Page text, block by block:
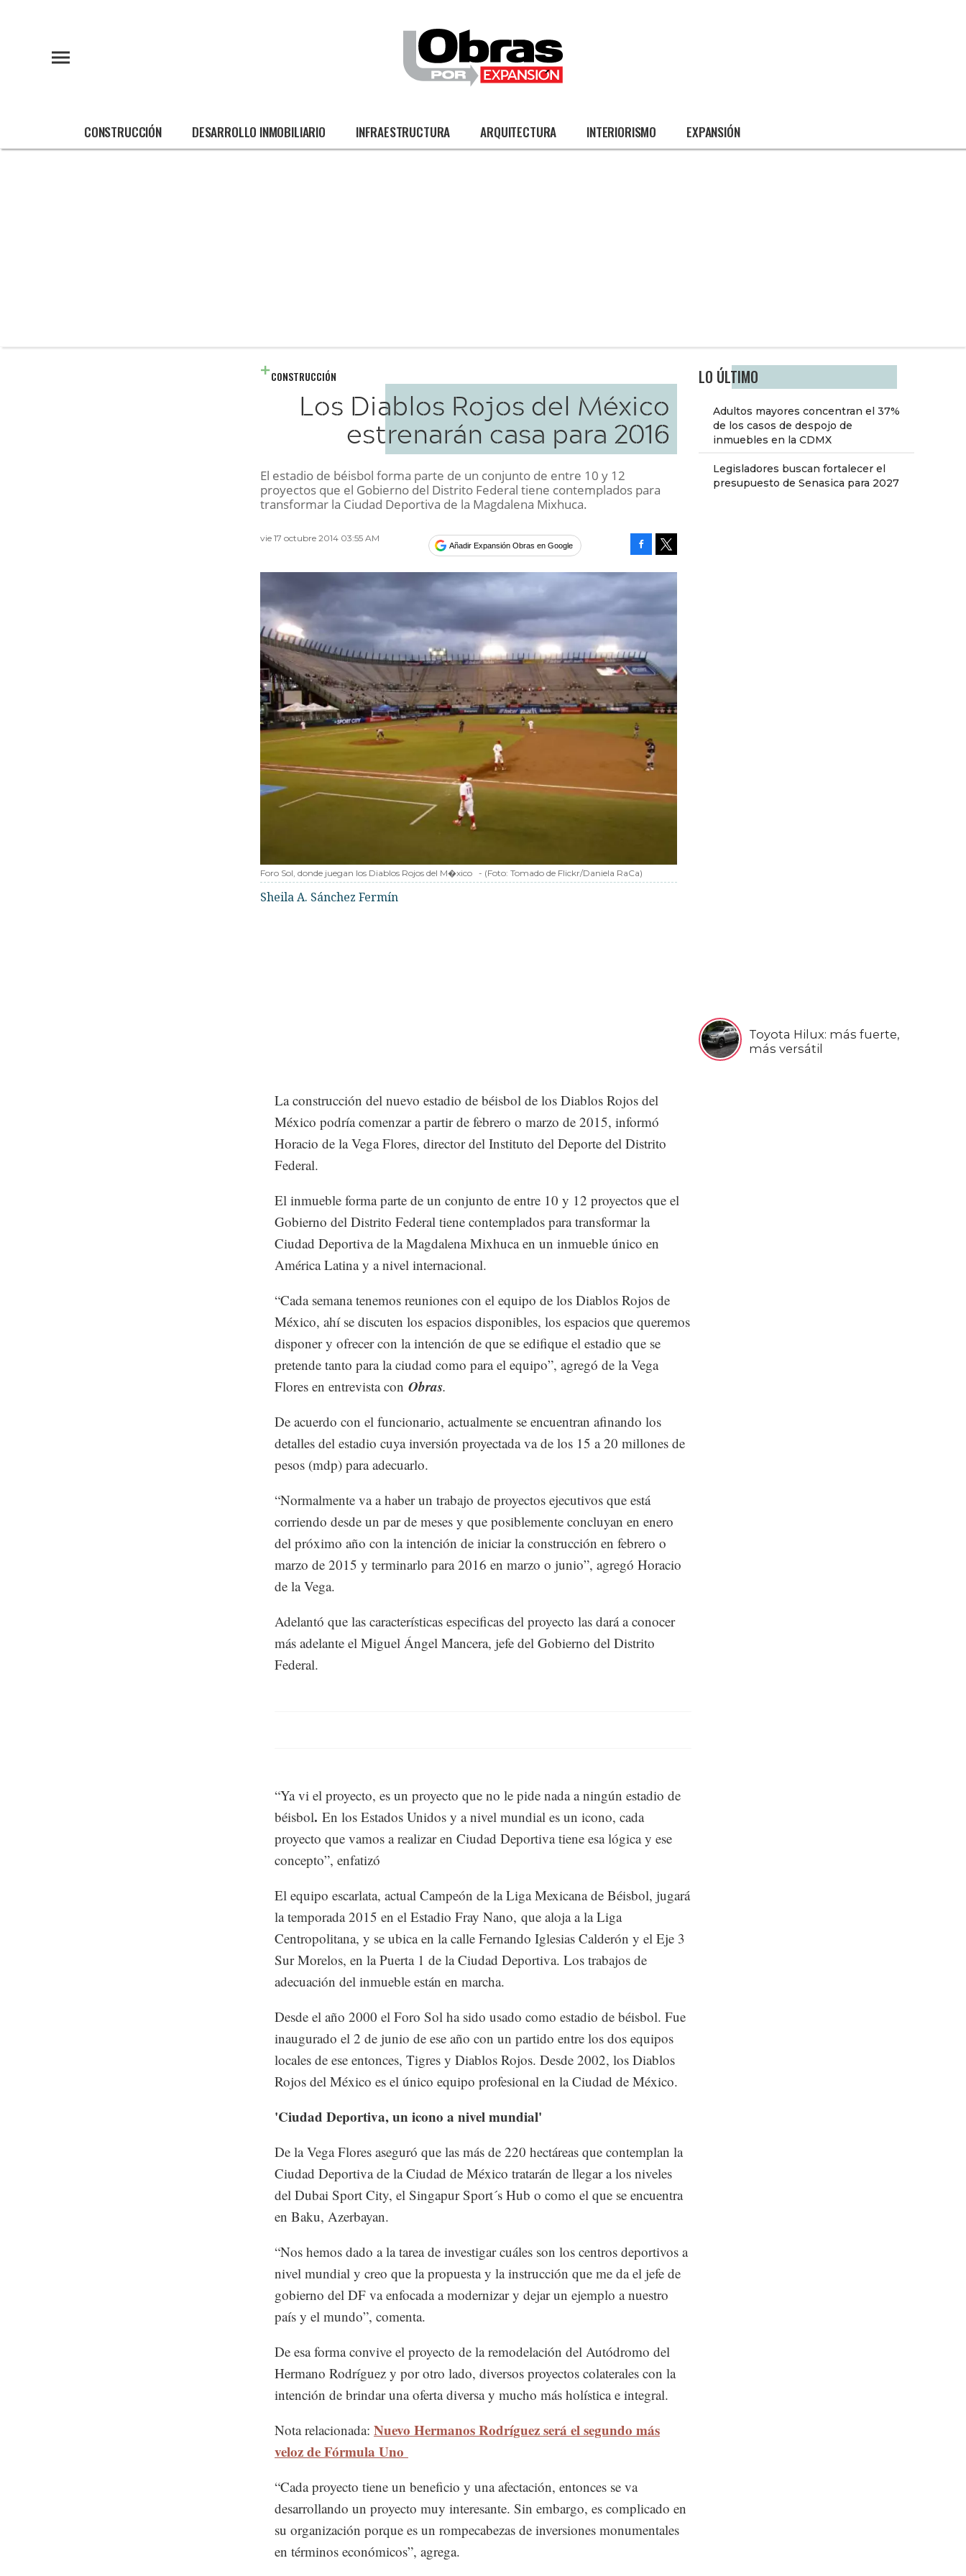
CONSTRUCCIÓN DESARROLLO INMOBILIARIO INFRAESTRUCTURA ARQUITECTURA INTERIORISMO EXPANSIÓN
LO ÚLTIMO
Adultos mayores concentran el 37%
de los casos de despojo de
inmuebles en la CDMX
Legisladores buscan fortalecer el
presupuesto de Senasica para 2027
Toyota Hilux: más fuerte,
más versátil
CONSTRUCCIÓN
Los Diablos Rojos del México
estrenarán casa para 2016
El estadio de béisbol forma parte de un conjunto de entre 10 y 12
proyectos que el Gobierno del Distrito Federal tiene contemplados para
transformar la Ciudad Deportiva de la Magdalena Mixhuca.
vie 17 octubre 2014 03:55 AM
Añadir Expansión Obras en Google
Foro Sol, donde juegan los Diablos Rojos del M�xico - (Foto: Tomado de Flickr/Daniela RaCa)
Sheila A. Sánchez Fermín
La construcción del nuevo estadio de béisbol de los Diablos Rojos del
México podría comenzar a partir de febrero o marzo de 2015, informó
Horacio de la Vega Flores, director del Instituto del Deporte del Distrito
Federal.
El inmueble forma parte de un conjunto de entre 10 y 12 proyectos que el
Gobierno del Distrito Federal tiene contemplados para transformar la
Ciudad Deportiva de la Magdalena Mixhuca en un inmueble único en
América Latina y a nivel internacional.
“Cada semana tenemos reuniones con el equipo de los Diablos Rojos de
México, ahí se discuten los espacios disponibles, los espacios que queremos
disponer y ofrecer con la intención de que se edifique el estadio que se
pretende tanto para la ciudad como para el equipo”, agregó de la Vega
Flores en entrevista con Obras.
De acuerdo con el funcionario, actualmente se encuentran afinando los
detalles del estadio cuya inversión proyectada va de los 15 a 20 millones de
pesos (mdp) para adecuarlo.
“Normalmente va a haber un trabajo de proyectos ejecutivos que está
corriendo desde un par de meses y que posiblemente concluyan en enero
del próximo año con la intención de iniciar la construcción en febrero o
marzo de 2015 y terminarlo para 2016 en marzo o junio”, agregó Horacio
de la Vega.
Adelantó que las características especificas del proyecto las dará a conocer
más adelante el Miguel Ángel Mancera, jefe del Gobierno del Distrito
Federal.
“Ya vi el proyecto, es un proyecto que no le pide nada a ningún estadio de
béisbol. En los Estados Unidos y a nivel mundial es un icono, cada
proyecto que vamos a realizar en Ciudad Deportiva tiene esa lógica y ese
concepto”, enfatizó
El equipo escarlata, actual Campeón de la Liga Mexicana de Béisbol, jugará
la temporada 2015 en el Estadio Fray Nano, que aloja a la Liga
Centropolitana, y se ubica en la calle Fernando Iglesias Calderón y el Eje 3
Sur Morelos, en la Puerta 1 de la Ciudad Deportiva. Los trabajos de
adecuación del inmueble están en marcha.
Desde el año 2000 el Foro Sol ha sido usado como estadio de béisbol. Fue
inaugurado el 2 de junio de ese año con un partido entre los dos equipos
locales de ese entonces, Tigres y Diablos Rojos. Desde 2002, los Diablos
Rojos del México es el único equipo profesional en la Ciudad de México.
'Ciudad Deportiva, un icono a nivel mundial'
De la Vega Flores aseguró que las más de 220 hectáreas que contemplan la
Ciudad Deportiva de la Ciudad de México tratarán de llegar a los niveles
del Dubai Sport City, el Singapur Sport´s Hub o como el que se encuentra
en Baku, Azerbayan.
“Nos hemos dado a la tarea de investigar cuáles son los centros deportivos a
nivel mundial y creo que la propuesta y la instrucción que me da el jefe de
gobierno del DF va enfocada a modernizar y dejar un ejemplo a nuestro
país y el mundo”, comenta.
De esa forma convive el proyecto de la remodelación del Autódromo del
Hermano Rodríguez y por otro lado, diversos proyectos colaterales con la
intención de brindar una oferta diversa y mucho más holística e integral.
Nota relacionada: Nuevo Hermanos Rodríguez será el segundo más
veloz de Fórmula Uno
“Cada proyecto tiene un beneficio y una afectación, entonces se va
desarrollando un proyecto muy interesante. Sin embargo, es complicado en
su organización porque es un rompecabezas de inversiones monumentales
en términos económicos”, agrega.